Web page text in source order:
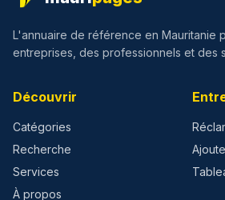
L'annuaire de référence en Mauritanie
entreprises, des professionnels et des
Découvrir
Catégories
Recherche
Services
À propos